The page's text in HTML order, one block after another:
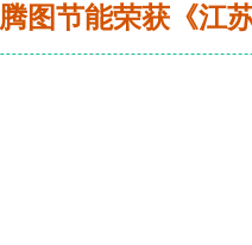
腾图节能荣获《江